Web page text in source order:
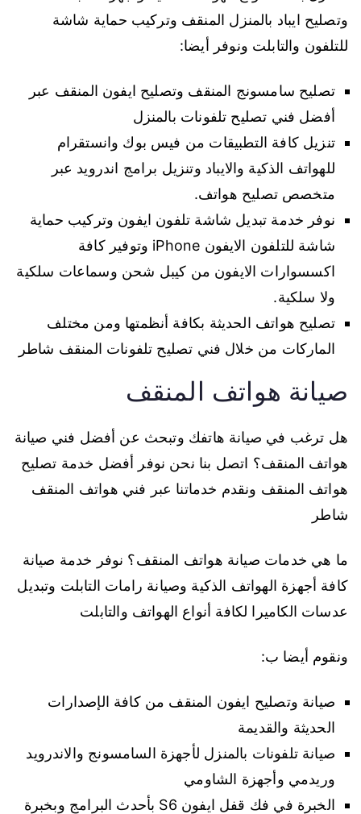
وتصليح ايباد بالمنزل المنقف وتركيب حماية شاشة
للتلفون والتابلت ونوفر أيضا:
تصليح سامسونج المنقف وتصليح ايفون المنقف عبر
أفضل فني تصليح تلفونات بالمنزل
تنزيل كافة التطبيقات من فيس بوك وانستقرام
للهواتف الذكية والايباد وتنزيل برامج اندرويد عبر
متخصص تصليح هواتف.
نوفر خدمة تبديل شاشة تلفون ايفون وتركيب حماية
شاشة للتلفون الايفون iPhone وتوفير كافة
اكسسوارات الايفون من كيبل شحن وسماعات سلكية
ولا سلكية.
تصليح هواتف الحديثة بكافة أنظمتها ومن مختلف
الماركات من خلال فني تصليح تلفونات المنقف شاطر
صيانة هواتف المنقف
هل ترغب في صيانة هاتفك وتبحث عن أفضل فني صيانة
هواتف المنقف؟ اتصل بنا نحن نوفر أفضل خدمة تصليح
هواتف المنقف ونقدم خدماتنا عبر فني هواتف المنقف
شاطر
ما هي خدمات صيانة هواتف المنقف؟ نوفر خدمة صيانة
كافة أجهزة الهواتف الذكية وصيانة رامات التابلت وتبديل
عدسات الكاميرا لكافة أنواع الهواتف والتابلت
ونقوم أيضا ب:
صيانة وتصليح ايفون المنقف من كافة الإصدارات
الحديثة والقديمة
صيانة تلفونات بالمنزل لأجهزة السامسونج والاندرويد
وريدمي وأجهزة الشاومي
الخبرة في فك قفل ايفون S6 بأحدث البرامج وبخبرة